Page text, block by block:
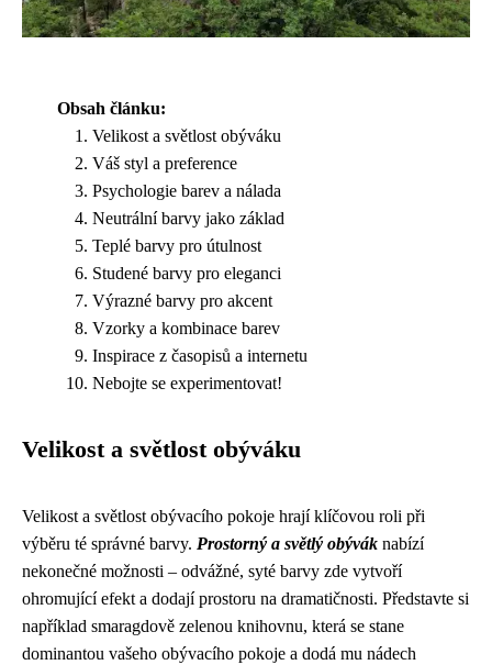
Obsah článku:
Velikost a světlost obýváku
Váš styl a preference
Psychologie barev a nálada
Neutrální barvy jako základ
Teplé barvy pro útulnost
Studené barvy pro eleganci
Výrazné barvy pro akcent
Vzorky a kombinace barev
Inspirace z časopisů a internetu
Nebojte se experimentovat!
Velikost a světlost obýváku
Velikost a světlost obývacího pokoje hrají klíčovou roli při
výběru té správné barvy. Prostorný a světlý obývák nabízí
nekonečné možnosti – odvážné, syté barvy zde vytvoří
ohromující efekt a dodají prostoru na dramatičnosti. Představte si
například smaragdově zelenou knihovnu, která se stane
dominantou vašeho obývacího pokoje a dodá mu nádech